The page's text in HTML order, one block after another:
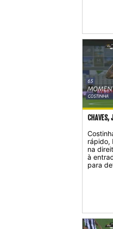
CHAVES,
rápido,
na
à
para